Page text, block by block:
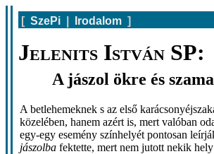
[ SzePi Irodalom ]
Jelenits István SP:
A jászol ökre és
A betlehemeknek s az első
közelében, hanem azért is, mert valóban
egy-egy esemény színhelyét pontosan
jászolba fektette, mert nem jutott nekik